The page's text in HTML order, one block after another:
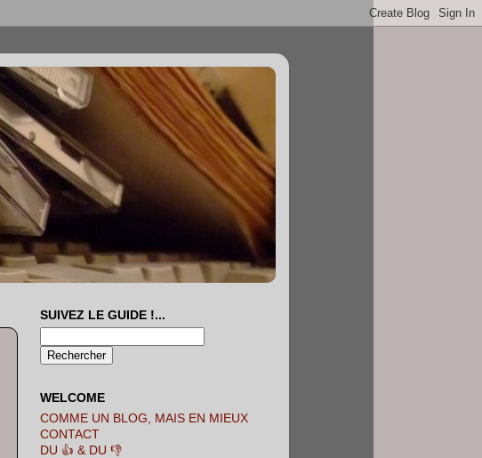
SUIVEZ LE GUIDE !...
WELCOME
COMME UN BLOG, MAIS EN MIEUX
CONTACT
DU 👍 & DU 👎